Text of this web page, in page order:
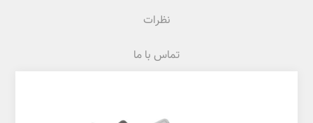
نظرات
تماس با ما